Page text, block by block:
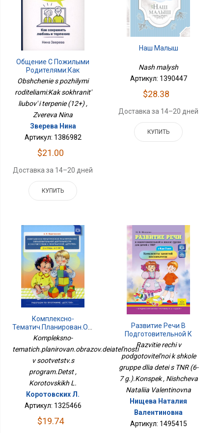
Общение С Пожилыми
Родителями:Как
Сохранить Любовь И
Терпение (12+)
Obshchenie s pozhilymi
roditeliami:Kak sokhranit'
liubov' i terpenie (12+) ,
Zvereva Nina
Зверева Нина
Артикул: 1386982
$21.00
Доставка за 14–20 дней
КУПИТЬ
Наш Малыш
Nash malysh
Артикул: 1390447
$28.38
Доставка за 14–20 дней
КУПИТЬ
Комплексно-
Тематич.планирован.образов.деятельности
В Соответств.с
Програм.Детст
Kompleksno-
tematich.planirovan.obrazov.deiatel'nosti
v sootvetstv.s
program.Detst ,
Korotovskikh L.
Коротовских Л.
Артикул: 1325466
$19.74
Развитие Речи В
Подготовительной К
Школе Группе Для
Детей С ТНР (6-7
Г.).Конспек
Razvitie rechi v
podgotovitel'noi k shkole
gruppe dlia detei s TNR (6-
7 g.).Konspek , Nishcheva
Nataliia Valentinovna
Нищева Наталия
Валентиновна
Артикул: 1495415